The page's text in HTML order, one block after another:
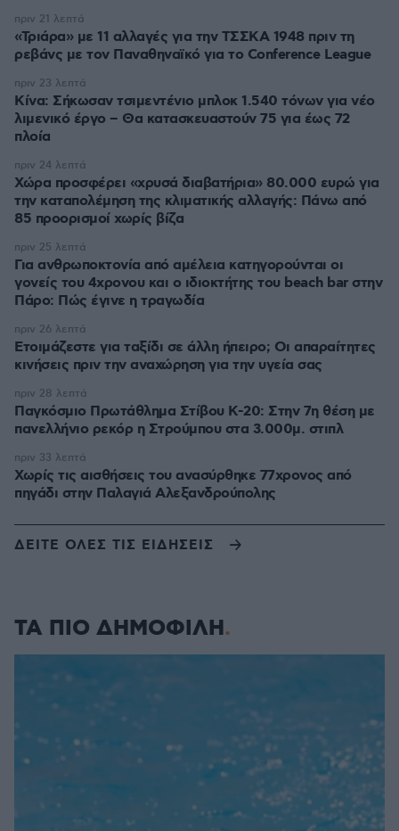
«Τριάρα» με 11 αλλαγές για την ΤΣΣΚΑ 1948 πριν τη
ρεβάνς με τον Παναθηναϊκό για το Conference League
πριν 21 λεπτά
Κίνα: Σήκωσαν τσιμεντένιο μπλοκ 1.540 τόνων για νέο
λιμενικό έργο – Θα κατασκευαστούν 75 για έως 72
πλοία
πριν 23 λεπτά
Χώρα προσφέρει «χρυσά διαβατήρια» 80.000 ευρώ για
την καταπολέμηση της κλιματικής αλλαγής: Πάνω από
85 προορισμοί χωρίς βίζα
πριν 24 λεπτά
Για ανθρωποκτονία από αμέλεια κατηγορούνται οι
γονείς του 4χρονου και ο ιδιοκτήτης του beach bar στην
Πάρο: Πώς έγινε η τραγωδία
πριν 25 λεπτά
Ετοιμάζεστε για ταξίδι σε άλλη ήπειρο; Οι απαραίτητες
κινήσεις πριν την αναχώρηση για την υγεία σας
πριν 26 λεπτά
Παγκόσμιο Πρωτάθλημα Στίβου Κ-20: Στην 7η θέση με
πανελλήνιο ρεκόρ η Στρούμπου στα 3.000μ. στιπλ
πριν 28 λεπτά
Χωρίς τις αισθήσεις του ανασύρθηκε 77χρονος από
πηγάδι στην Παλαγιά Αλεξανδρούπολης
πριν 33 λεπτά
ΔΕΙΤΕ ΟΛΕΣ ΤΙΣ ΕΙΔΗΣΕΙΣ
ΤΑ ΠΙΟ ΔΗΜΟΦΙΛΗ